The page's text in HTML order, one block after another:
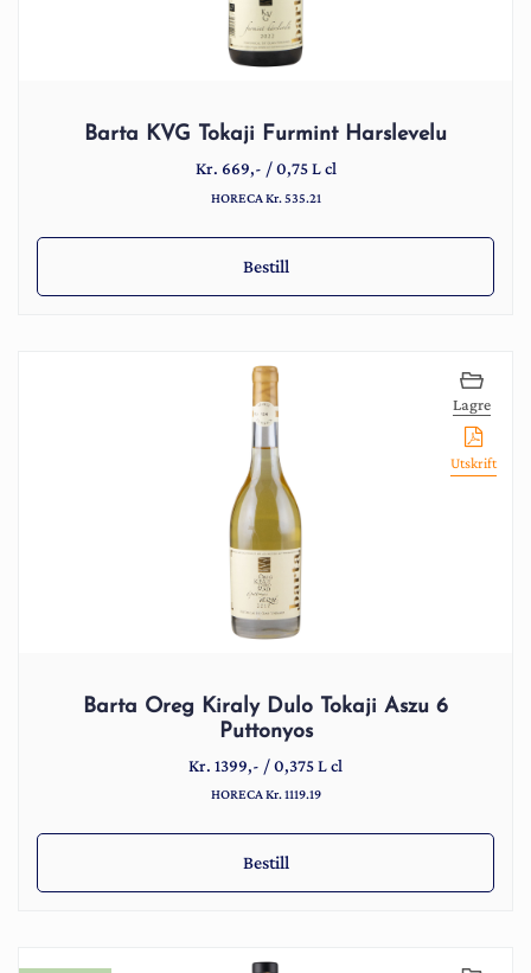
Bestill
Barta KVG Tokaji Furmint Harslevelu
Kr. 669,- /0,75 L cl
HORECA Kr. 535.21
Utskrift
Bestill
Barta Oreg Kiraly Dulo Tokaji Aszu 6
Puttonyos
Kr. 1399,- /0,375 L cl
HORECA Kr. 1119.19
Lagre